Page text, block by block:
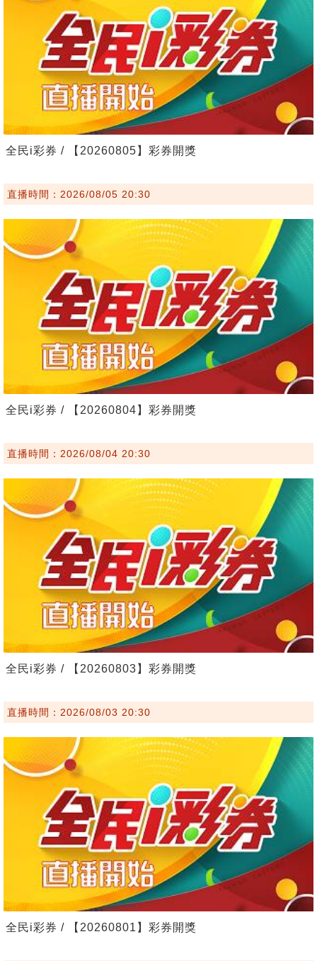
全民i彩券 / 【20260805】彩券開獎
直播時間：2026/08/05 20:30
全民i彩券 / 【20260804】彩券開獎
直播時間：2026/08/04 20:30
全民i彩券 / 【20260803】彩券開獎
直播時間：2026/08/03 20:30
全民i彩券 / 【20260801】彩券開獎